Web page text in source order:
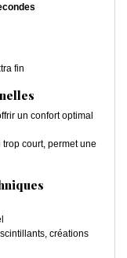
fin
un confort optimal
trop court, permet une
créations